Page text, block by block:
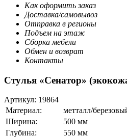
Как оформить заказ
Доставка/самовывоз
Отправка в регионы
Подъем на этаж
Сборка мебели
Обмен и возврат
Контакты
Стулья «Сенатор»
Артикул: 19864
Материал:
метталл/
Ширина:
500 мм
Глубина:
550 мм